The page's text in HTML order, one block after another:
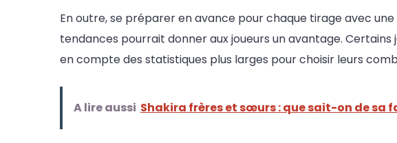
En outre, se préparer en avance pour chaque tirage avec
tendances pourrait donner aux joueurs un avantage.
en compte des statistiques plus larges pour choisir leurs
A lire aussi Shakira frères et sœurs : que sait-on de sa